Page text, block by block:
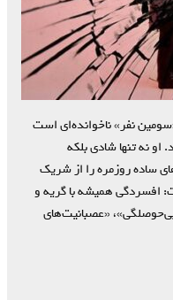
نفر» ناخوانده‌ای است
نه تنها شادی بلکه
ساده روزمره را از شریک
افسردگی همیشه با گریه و
«عصبانیت‌های